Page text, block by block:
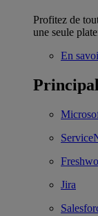
Profitez de
une seule
En
Jira